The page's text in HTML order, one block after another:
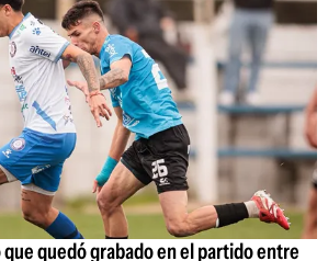
quedó grabado en el partido entre